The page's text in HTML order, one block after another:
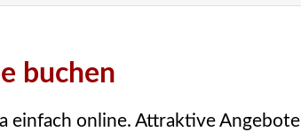
buchen
einfach online. Attraktive Angebote